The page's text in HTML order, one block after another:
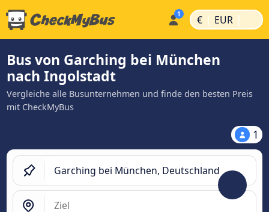
€ | EUR |
Bus von Garching bei München
nach Ingolstadt
Vergleiche alle Busunternehmen und finde den besten Preis
mit CheckMyBus
1